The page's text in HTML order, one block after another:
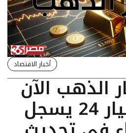
أخبار الاقتصاد
الذهب الآن
في مصر: عيار 24 يسجل